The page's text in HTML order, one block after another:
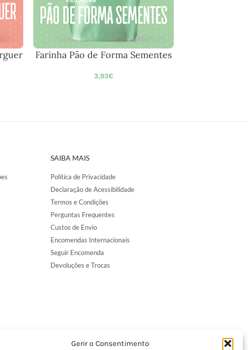
Gerir o Consentimento
Farinha Pão de Forma Sementes
3,93€
SAIBA MAIS
Política de Privacidade
Declaração de Acessibilidade
Termos e Condições
Perguntas Frequentes
Custos de Envio
Encomendas Internacionais
Seguir Encomenda
Devoluções e Trocas